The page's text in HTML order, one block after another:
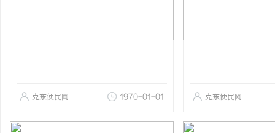
克东便民网 1970-01-01 克东便民网